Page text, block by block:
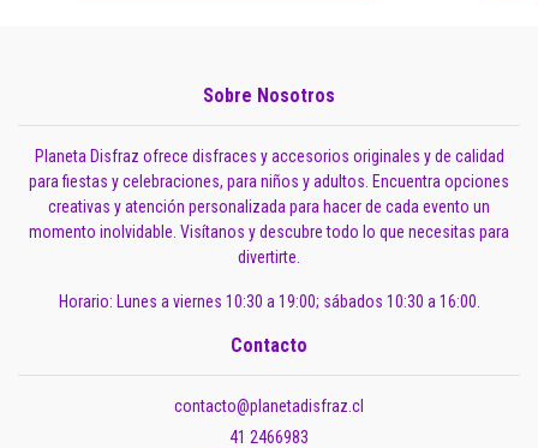
Sobre Nosotros
Planeta Disfraz ofrece disfraces y accesorios originales y de calidad
para fiestas y celebraciones, para niños y adultos. Encuentra opciones
creativas y atención personalizada para hacer de cada evento un
momento inolvidable. Visítanos y descubre todo lo que necesitas para
divertirte.
Horario: Lunes a viernes 10:30 a 19:00; sábados 10:30 a 16:00.
Contacto
contacto@planetadisfraz.cl
41 2466983